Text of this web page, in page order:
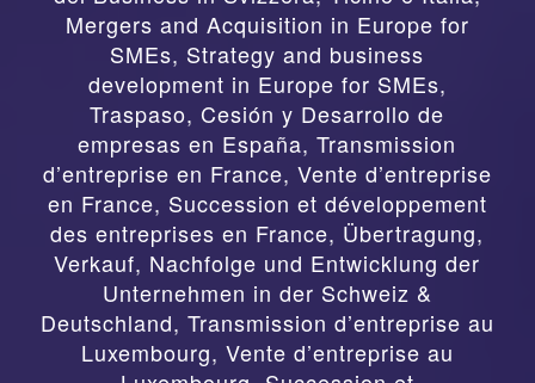
Mergers and Acquisition in Europe for
SMEs, Strategy and business
development in Europe for SMEs,
Traspaso, Cesión y Desarrollo de
empresas en España,Transmission
d’entreprise en France, Vente d’entreprise
en France, Succession et développement
des entreprises en France, Übertragung,
Verkauf, Nachfolge und Entwicklung der
Unternehmen in der Schweiz &
Deutschland, Transmission d’entreprise au
Luxembourg, Vente d’entreprise au